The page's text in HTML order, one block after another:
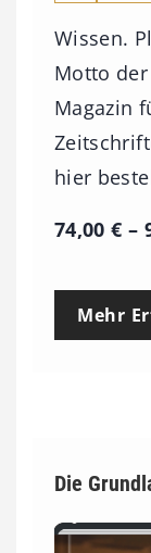
Wissen.
Motto
Magazin
hier
74,00€ –
Mehr
Die